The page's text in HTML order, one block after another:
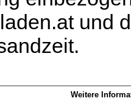
und
Weitere